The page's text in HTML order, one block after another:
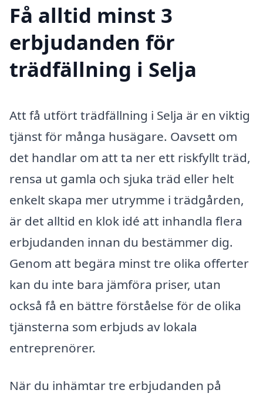
Få alltid minst 3
erbjudanden för
trädfällning i Selja
Att få utfört trädfällning i Selja är en viktig
tjänst för många husägare. Oavsett om
det handlar om att ta ner ett riskfyllt träd,
rensa ut gamla och sjuka träd eller helt
enkelt skapa mer utrymme i trädgården,
är det alltid en klok idé att inhandla flera
erbjudanden innan du bestämmer dig.
Genom att begära minst tre olika offerter
kan du inte bara jämföra priser, utan
också få en bättre förståelse för de olika
tjänsterna som erbjuds av lokala
entreprenörer.
När du inhämtar tre erbjudanden på